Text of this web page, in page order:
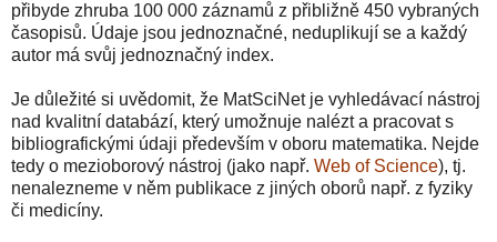
přibyde zhruba 100 000 záznamů z přibližně 450 vybraných
časopisů. Údaje jsou jednoznačné, neduplikují se a každý
autor má svůj jednoznačný index.
Je důležité si uvědomit, že MatSciNet je vyhledávací nástroj
nad kvalitní databází, který umožnuje nalézt a pracovat s
bibliografickými údaji především v oboru matematika. Nejde
tedy o mezioborový nástroj (jako např. Web of Science), tj.
nenalezneme v něm publikace z jiných oborů např. z fyziky
či medicíny.